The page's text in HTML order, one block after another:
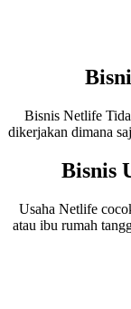
Bisnis Netlife
dikerjakan dimana
Bisnis
Usaha Netlife
atau ibu rumah